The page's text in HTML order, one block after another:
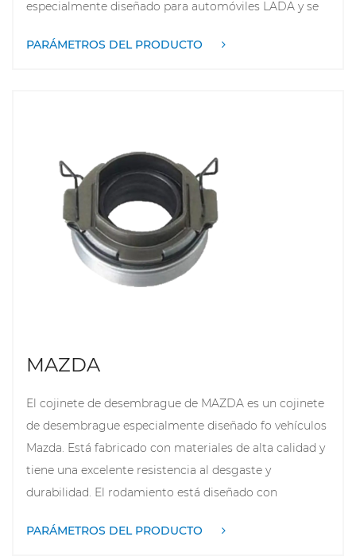
especialmente diseñado para automóviles LADA y se
para garantizar un cambio suave. El rodamiento tiene
un rendimiento estable y una larga vida útil.
PARÁMETROS DEL PRODUCTO
MAZDA
El cojinete de desembrague de MAZDA es un cojinete
de desembrague especialmente diseñado fo vehículos
Mazda. Está fabricado con materiales de alta calidad y
tiene una excelente resistencia al desgaste y
durabilidad. El rodamiento está diseñado con
el sistema de embrague de Mazda, lo que puede
PARÁMETROS DEL PRODUCTO